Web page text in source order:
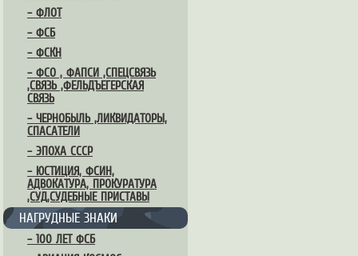
– ФЛОТ
– ФСБ
– ФСКН
– ФСО , ФАПСИ ,СПЕЦСВЯЗЬ
,СВЯЗЬ ,ФЕЛЬДЪЕГЕРСКАЯ
СВЯЗЬ
– ЧЕРНОБЫЛЬ ,ЛИКВИДАТОРЫ,
СПАСАТЕЛИ
– ЭПОХА СССР
– ЮСТИЦИЯ, ФСИН,
АДВОКАТУРА, ПРОКУРАТУРА
,СУД,СУДЕБНЫЕ ПРИСТАВЫ
НАГРУДНЫЕ ЗНАКИ
– 100 ЛЕТ ФСБ